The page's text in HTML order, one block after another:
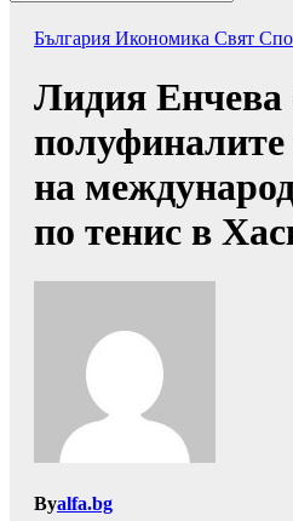
България Икономика Свят
Лидия Енчева
на
по тенис в
Byalfa.bg